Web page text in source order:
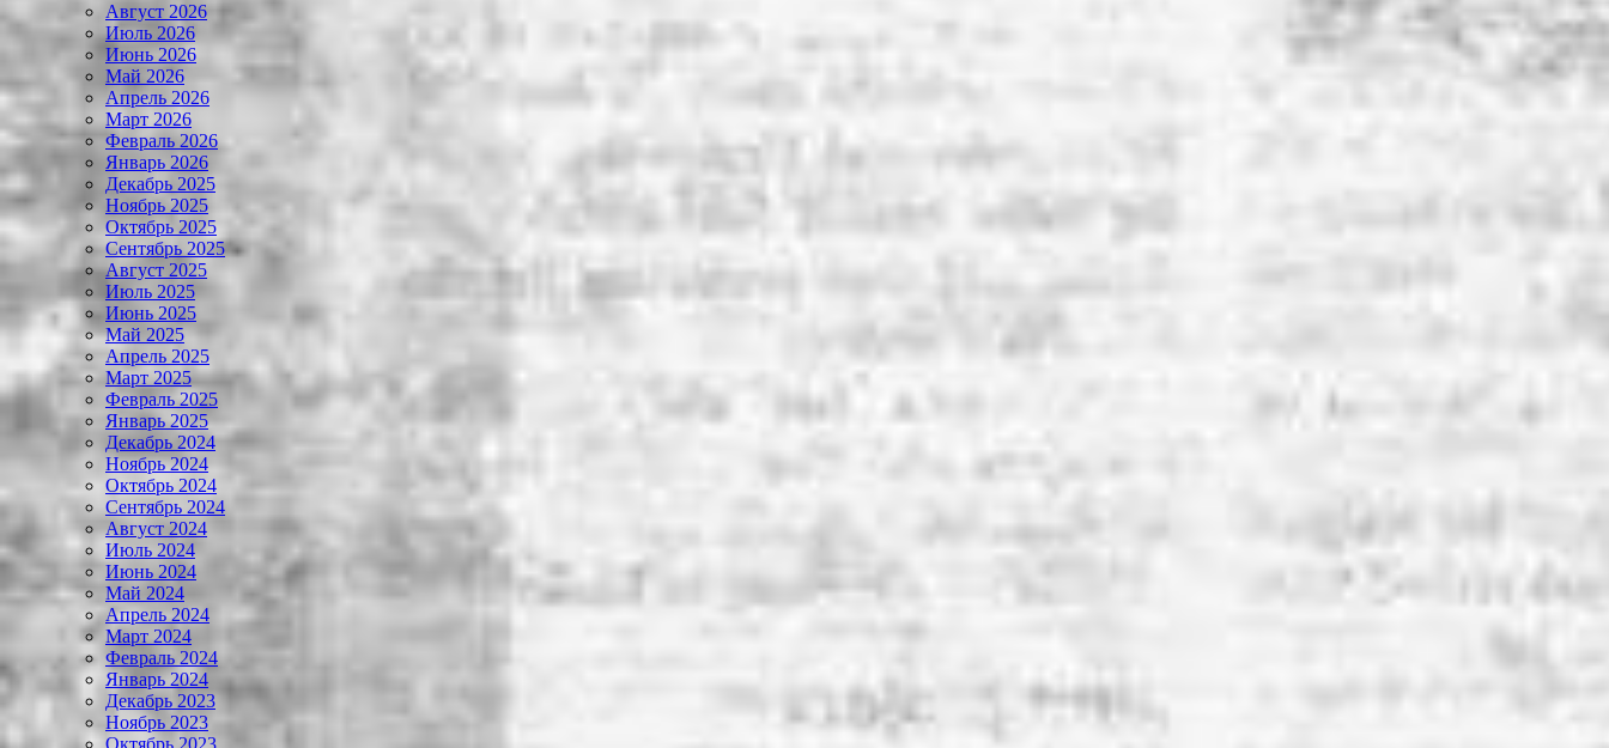
Август 2026
Июль 2026
Июнь 2026
Май 2026
Апрель 2026
Март 2026
Февраль 2026
Январь 2026
Декабрь 2025
Ноябрь 2025
Октябрь 2025
Сентябрь 2025
Август 2025
Июль 2025
Июнь 2025
Май 2025
Апрель 2025
Март 2025
Февраль 2025
Январь 2025
Декабрь 2024
Ноябрь 2024
Октябрь 2024
Сентябрь 2024
Август 2024
Июль 2024
Июнь 2024
Май 2024
Апрель 2024
Март 2024
Февраль 2024
Январь 2024
Декабрь 2023
Ноябрь 2023